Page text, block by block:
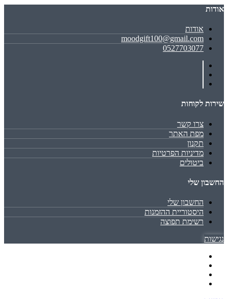
אודות
אודות
moodgift100@gmail.com
0527703077
שירות לקוחות
צרו קשר
מפת האתר
תקנון
מדיניות הפרטיות
ביטולים
החשבון שלי
החשבון שלי
היסטוריית ההזמנות
רשימת תפוצה
נגישות